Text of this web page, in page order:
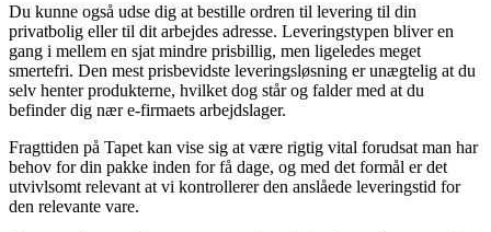
Du kunne også udse dig at bestille ordren til levering til din
privatbolig eller til dit arbejdes adresse. Leveringstypen bliver en
gang i mellem en sjat mindre prisbillig, men ligeledes meget
smertefri. Den mest prisbevidste leveringsløsning er unægtelig at du
selv henter produkterne, hvilket dog står og falder med at du
befinder dig nær e-firmaets arbejdslager.
Fragttiden på Tapet kan vise sig at være rigtig vital forudsat man har
behov for din pakke inden for få dage, og med det formål er det
utvivlsomt relevant at vi kontrollerer den anslåede leveringstid for
den relevante vare.